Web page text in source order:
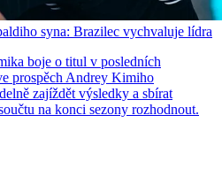
syna: Brazilec vychvaluje lídra
boje o titul v posledních
prospěch Andrey Kimiho
zajíždět výsledky a sbírat
na konci sezony rozhodnout.